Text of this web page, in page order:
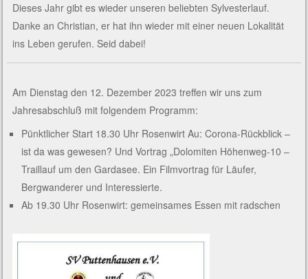
Dieses Jahr gibt es wieder unseren beliebten Sylvesterlauf.
Danke an Christian, er hat ihn wieder mit einer neuen Lokalität
ins Leben gerufen. Seid dabei!
Am Dienstag den 12. Dezember 2023 treffen wir uns zum
Jahresabschluß mit folgendem Programm:
Pünktlicher Start 18.30 Uhr Rosenwirt Au: Corona-Rückblick –
ist da was gewesen? Und Vortrag „Dolomiten Höhenweg-10 –
Traillauf um den Gardasee. Ein Filmvortrag für Läufer,
Bergwanderer und Interessierte.
Ab 19.30 Uhr Rosenwirt: gemeinsames Essen mit radschen